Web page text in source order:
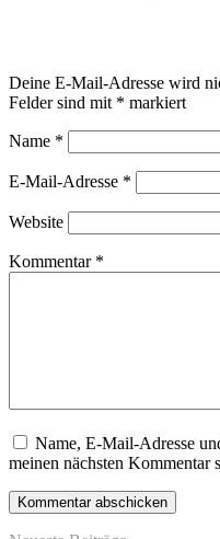
Deine E-Mail-Adresse wird
Felder sind mit * markiert
Name *
E-Mail-Adresse *
Website
Kommentar *
Name, E-Mail-Adresse
meinen nächsten Kommentar